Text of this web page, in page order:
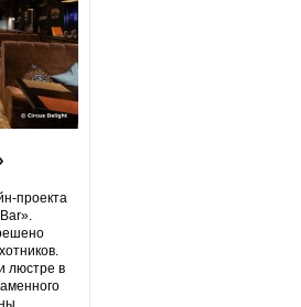
проекта
люстре в